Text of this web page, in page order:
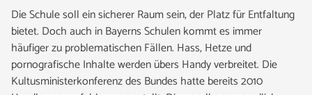
Die Schule soll ein sicherer Raum sein, der Platz für Entfaltung
bietet. Doch auch in Bayerns Schulen kommt es immer
häufiger zu problematischen Fällen. Hass, Hetze und
pornografische Inhalte werden übers Handy verbreitet. Die
Kultusministerkonferenz des Bundes hatte bereits 2010